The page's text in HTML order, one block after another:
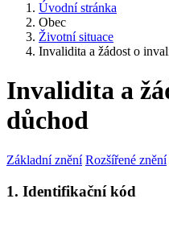
Úvodní stránka
Obec
Životní situace
Invalidita a žádost o
Invalidita a
důchod
Základní znění Rozšířené znění
1. Identifikační kód